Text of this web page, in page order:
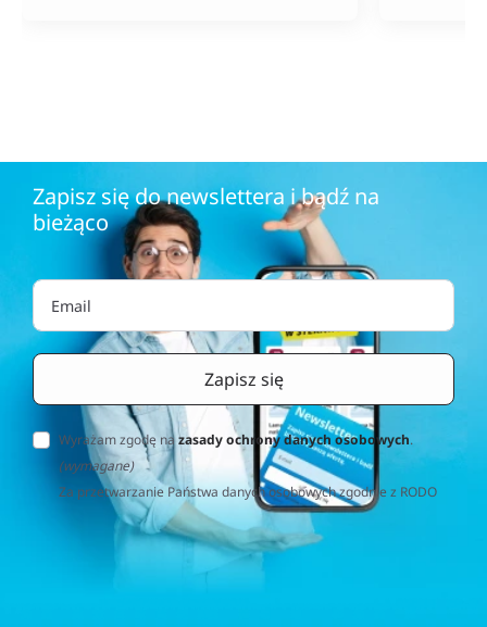
Zapisz się do newslettera i bądź na
bieżąco
Wyrażam zgodę nazasady ochrony danych osobowych.
(wymagane)
Za przetwarzanie Państwa danych osobowych zgodnie z RODO
(Rozporządzenie o Ochronie Danych Osobowych) odpowiedzialna
jest firma Home&Decor Sp. z o.o., Instalatorów 17/108, 02-237
Warszawa, Polska, NIP: PL5223059837 („Administrator”). W